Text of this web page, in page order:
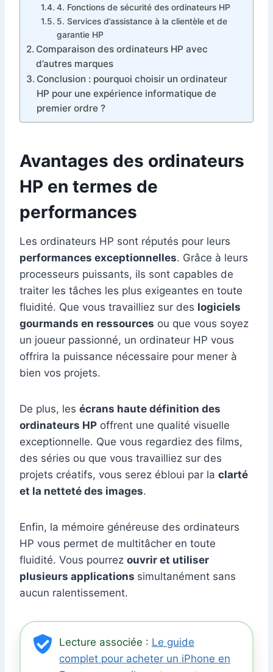
4. Fonctions de sécurité des ordinateurs HP
5. Services d’assistance à la clientèle et de
garantie HP
Comparaison des ordinateurs HP avec
d’autres marques
Conclusion : pourquoi choisir un ordinateur
HP pour une expérience informatique de
premier ordre ?
Avantages des ordinateurs
HP en termes de
performances
Les ordinateurs HP sont réputés pour leurs
performances exceptionnelles. Grâce à leurs
processeurs puissants, ils sont capables de
traiter les tâches les plus exigeantes en toute
fluidité. Que vous travailliez sur des logiciels
gourmands en ressources ou que vous soyez
un joueur passionné, un ordinateur HP vous
offrira la puissance nécessaire pour mener à
bien vos projets.
De plus, les écrans haute définition des
ordinateurs HP offrent une qualité visuelle
exceptionnelle. Que vous regardiez des films,
des séries ou que vous travailliez sur des
projets créatifs, vous serez ébloui par la clarté
et la netteté des images.
Enfin, la mémoire généreuse des ordinateurs
HP vous permet de multitâcher en toute
fluidité. Vous pourrez ouvrir et utiliser
plusieurs applications simultanément sans
aucun ralentissement.
Lecture associée : Le guide
complet pour acheter un iPhone en